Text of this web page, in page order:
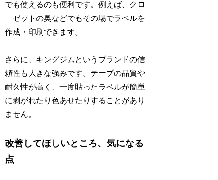
でも使えるのも便利です。例えば、クロ
ーゼットの奥などでもその場でラベルを
作成・印刷できます。
さらに、キングジムというブランドの信
頼性も大きな強みです。テープの品質や
耐久性が高く、一度貼ったラベルが簡単
に剥がれたり色あせたりすることがあり
ません。
改善してほしいところ、気になる
点